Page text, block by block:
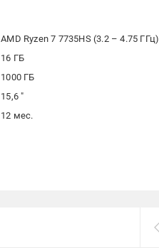
AMD Ryzen 7 7735HS (3.2 – 4.75 ГГц)
16 ГБ
1000 ГБ
15,6 "
12 мес.